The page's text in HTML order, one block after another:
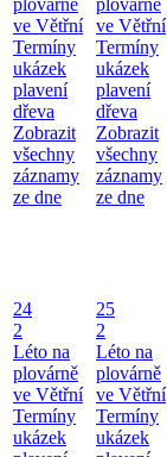
ve Větřní
Termíny
ukázek
plavení
dřeva
Zobrazit
všechny
záznamy
ze dne
ve Větřní
Termíny
ukázek
plavení
dřeva
Zobrazit
všechny
záznamy
ze dne
24
2
Léto na
plovárně
ve Větřní
Termíny
ukázek
25
2
Léto na
plovárně
ve Větřní
Termíny
ukázek